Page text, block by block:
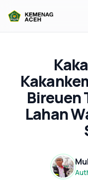
Bireuen
Lahan